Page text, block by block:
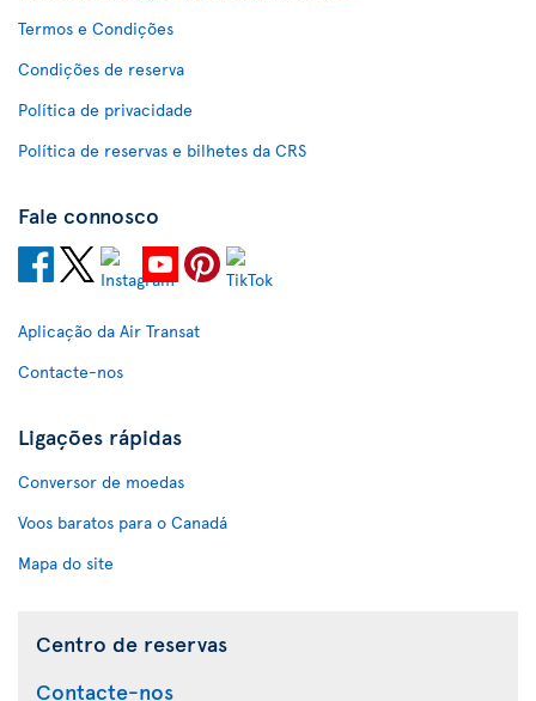
Termos e Condições
Condições de reserva
Política de privacidade
Política de reservas e bilhetes da CRS
Fale connosco
Aplicação da Air Transat
Contacte-nos
Ligações rápidas
Conversor de moedas
Voos baratos para o Canadá
Mapa do site
Centro de reservas
Contacte-nos